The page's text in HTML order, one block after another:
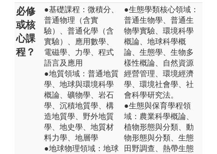
必修
或核
心課
程？
●基礎課程：微積分、
普通物理（含實
驗）、普通化學（含
實驗）、應用數學、
電磁學、力學、程式
語言及應用
●地質領域：普通地質
學、地球與環境科學
概論、礦物學、岩石
學、沉積地質學、構
造地質學、野外地質
學、地史學、地質材
料力學、地層學
●地球物理領域：地球
●生態學類核心領域：
普通生物學、普通生
物學實驗、環境科學
概論、地球科學概
論、生態學、生物多
樣性概論、自然資源
經營管理、環境經濟
學、環境社會學、社
會科學研究法。
●生態與保育學程領
域：農業科學概論、
植物形態與分類、動
物形態與分類、生態
田野調查、熱帶生態